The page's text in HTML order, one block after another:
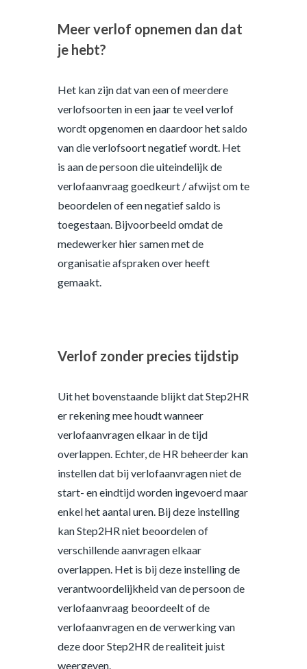
Meer verlof opnemen dan dat
je hebt?
Het kan zijn dat van een of meerdere
verlofsoorten in een jaar te veel verlof
wordt opgenomen en daardoor het saldo
van die verlofsoort negatief wordt. Het
is aan de persoon die uiteindelijk de
verlofaanvraag goedkeurt / afwijst om te
beoordelen of een negatief saldo is
toegestaan. Bijvoorbeeld omdat de
medewerker hier samen met de
organisatie afspraken over heeft
gemaakt.
Verlof zonder precies tijdstip
Uit het bovenstaande blijkt dat Step2HR
er rekening mee houdt wanneer
verlofaanvragen elkaar in de tijd
overlappen. Echter, de HR beheerder kan
instellen dat bij verlofaanvragen niet de
start- en eindtijd worden ingevoerd maar
enkel het aantal uren. Bij deze instelling
kan Step2HR niet beoordelen of
verschillende aanvragen elkaar
overlappen. Het is bij deze instelling de
verantwoordelijkheid van de persoon de
verlofaanvraag beoordeelt of de
verlofaanvragen en de verwerking van
deze door Step2HR de realiteit juist
weergeven.